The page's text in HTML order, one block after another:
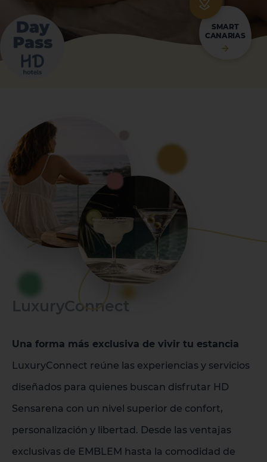
SMART
CANARIAS
La Palma
LuxuryConnect
Una forma más exclusiva de vivir tu estancia
LuxuryConnect reúne las experiencias y servicios
diseñados para quienes buscan disfrutar HD
Sensarena con un nivel superior de confort,
personalización y libertad. Desde las ventajas
exclusivas de EMBLEM hasta la comodidad de